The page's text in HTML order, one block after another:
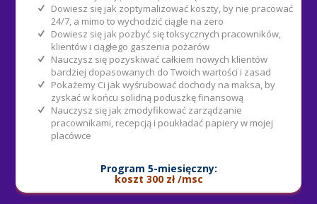
Dowiesz się jak zoptymalizować koszty, by nie pracować
24/7, a mimo to wychodzić ciągle na zero
Dowiesz się jak pozbyć się toksycznych pracowników,
klientów i ciągłego gaszenia pożarów
Nauczysz się pozyskiwać całkiem nowych klientów
bardziej dopasowanych do Twoich wartości i zasad
Pokażemy Ci jak wyśrubować dochody na maksa, by
zyskać w końcu solidną poduszkę finansową
Nauczysz się jak zmodyfikować zarządzanie
pracownikami, recepcją i poukładać papiery w mojej
placówce
Program 5-miesięczny:
koszt 300 zł /msc